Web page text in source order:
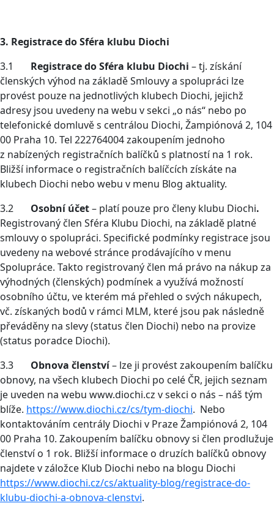
3. Registrace do Sféra klubu Diochi
3.1 Registrace do Sféra klubu Diochi – tj. získání
členských výhod na základě Smlouvy a spolupráci lze
provést pouze na jednotlivých klubech Diochi, jejichž
adresy jsou uvedeny na webu v sekci „o nás“ nebo po
telefonické domluvě s centrálou Diochi, Žampiónová 2, 104
00 Praha 10. Tel 222764004 zakoupením jednoho
z nabízených registračních balíčků s platností na 1 rok.
Bližší informace o registračních balíčcích získáte na
klubech Diochi nebo webu v menu Blog aktuality.
3.2 Osobní účet– platí pouze pro členy klubu Diochi.
Registrovaný člen Sféra Klubu Diochi, na základě platné
smlouvy o spolupráci. Specifické podmínky registrace jsou
uvedeny na webové stránce prodávajícího v menu
Spolupráce. Takto registrovaný člen má právo na nákup za
výhodných (členských) podmínek a využívá možností
osobního účtu, ve kterém má přehled o svých nákupech,
vč. získaných bodů v rámci MLM, které jsou pak následně
převáděny na slevy (status člen Diochi) nebo na provize
(status poradce Diochi).
3.3 Obnova členství– lze ji provést zakoupením balíčku
obnovy, na všech klubech Diochi po celé ČR, jejich seznam
je uveden na webu www.diochi.cz v sekci o nás – náš tým
blíže. https://www.diochi.cz/cs/tym-diochi. Nebo
kontaktováním centrály Diochi v Praze Žampiónová 2, 104
00 Praha 10. Zakoupením balíčku obnovy si člen prodlužuje
členství o 1 rok. Bližší informace o druzích balíčků obnovy
najdete v záložce Klub Diochi nebo na blogu Diochi
https://www.diochi.cz/cs/aktuality-blog/registrace-do-
klubu-diochi-a-obnova-clenstvi.